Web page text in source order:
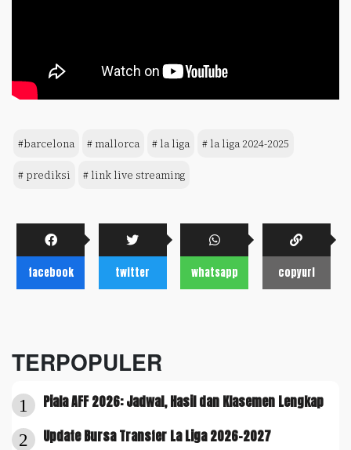
#barcelona # mallorca # la liga # la liga 2024-2025
# prediksi # link live streaming
facebook twitter whatsapp copyurl
TERPOPULER
1 Piala AFF 2026: Jadwal, Hasil dan Klasemen Lengkap
2 Update Bursa Transfer La Liga 2026-2027